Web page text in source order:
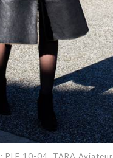
PLF 10-04 TARA Aviateur